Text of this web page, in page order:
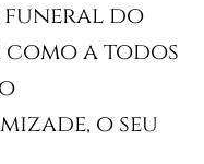
funeral do
como a todos
o seu